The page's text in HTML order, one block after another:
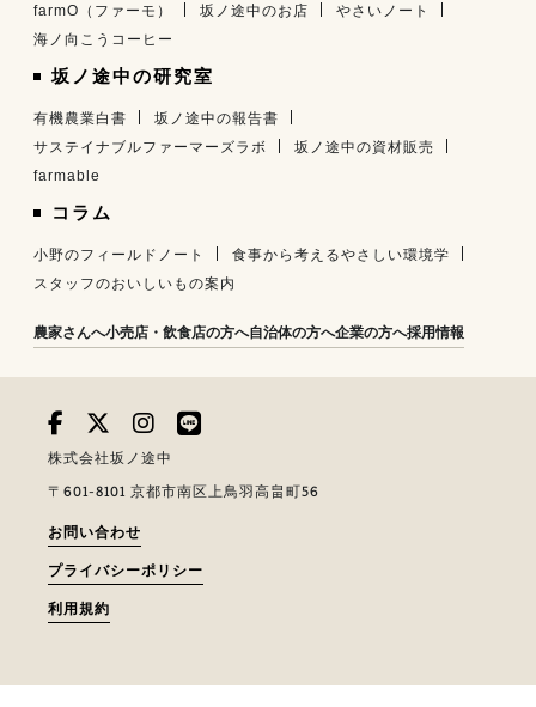
farmO（ファーモ）
坂ノ途中のお店
やさいノート
海ノ向こうコーヒー
坂ノ途中の研究室
有機農業白書
坂ノ途中の報告書
サステイナブルファーマーズラボ
坂ノ途中の資材販売
farmable
コラム
小野のフィールドノート
食事から考えるやさしい環境学
スタッフのおいしいもの案内
農家さんへ小売店・飲食店の方へ自治体の方へ企業の方へ採用情報
株式会社坂ノ途中
〒601-8101 京都市南区上鳥羽高畠町56
お問い合わせ
プライバシーポリシー
利用規約